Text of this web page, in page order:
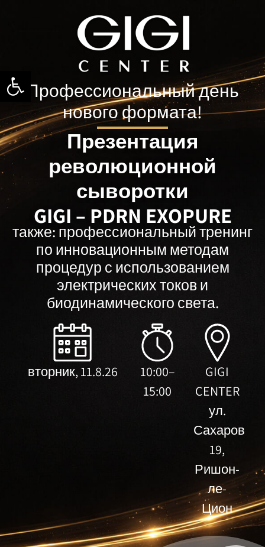
פתח סרגל נגישות
Профессиональный день
нового формата!
Презентация
революционной
сыворотки
GIGI – PDRN EXOPURE
также: профессиональный тренинг
по инновационным методам
процедур с использованием
электрических токов и
биодинамического света.
вторник, 11.8.26
10:00–
15:00
GIGI
CENTER
ул.
Сахаров
19,
Ришон-
ле-
Цион